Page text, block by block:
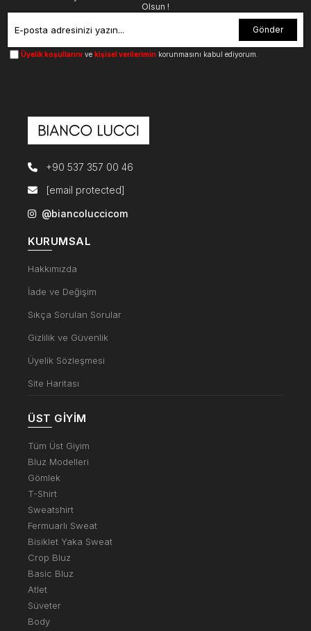
Olsun !
Gönder
Üyelik koşullarını ve kişisel verilerimin korunmasını kabul ediyorum.
+90 537 357 00 46
[email protected]
@biancoluccicom
KURUMSAL
Hakkımızda
İade ve Değişim
Sıkça Sorulan Sorular
Gizlilik ve Güvenlik
Üyelik Sözleşmesi
Site Haritası
ÜST GIYIM
Tüm Üst Giyim
Bluz Modelleri
Gömlek
T-Shirt
Sweatshirt
Fermuarlı Sweat
Bisiklet Yaka Sweat
Crop Bluz
Basic Bluz
Atlet
Süveter
Body